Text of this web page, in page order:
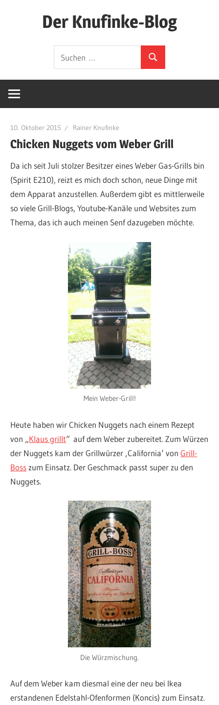
Der Knufinke-Blog
IT
nach:
Suchen
10. Oktober 2015 Rainer Knufinke
Chicken Nuggets vom Weber Grill
Da ich seit Juli stolzer Besitzer eines Weber Gas-Grills bin
(Spirit E210), reizt es mich doch schon, neue Dinge mit
dem Apparat anzustellen. Außerdem gibt es mittlerweile
so viele Grill-Blogs, Youtube-Kanäle und Websites zum
Thema, das ich auch meinen Senf dazugeben möchte.
Mein Weber-Grill!
Heute haben wir Chicken Nuggets nach einem Rezept
von „Klaus grillt“ auf dem Weber zubereitet. Zum Würzen
der Nuggets kam der Grillwürzer ‚California‘ vonGrill-
Boss zum Einsatz. Der Geschmack passt super zu den
Nuggets.
Die Würzmischung.
Auf dem Weber kam diesmal eine der neu bei Ikea
erstandenen Edelstahl-Ofenformen (Koncis) zum Einsatz.